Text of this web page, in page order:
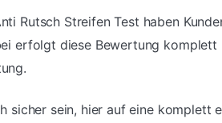
Rutsch Streifen Test haben
erfolgt diese Bewertung
sicher sein, hier auf eine komplett